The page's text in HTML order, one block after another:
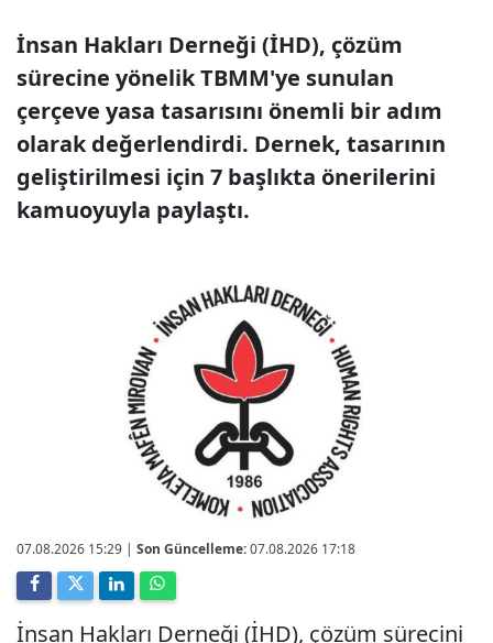
İnsan Hakları Derneği (İHD), çözüm
sürecine yönelik TBMM'ye sunulan
çerçeve yasa tasarısını önemli bir adım
olarak değerlendirdi. Dernek, tasarının
geliştirilmesi için 7 başlıkta önerilerini
kamuoyuyla paylaştı.
07.08.2026 15:29 | Son Güncelleme:07.08.2026 17:18
İnsan Hakları Derneği (İHD), çözüm sürecini